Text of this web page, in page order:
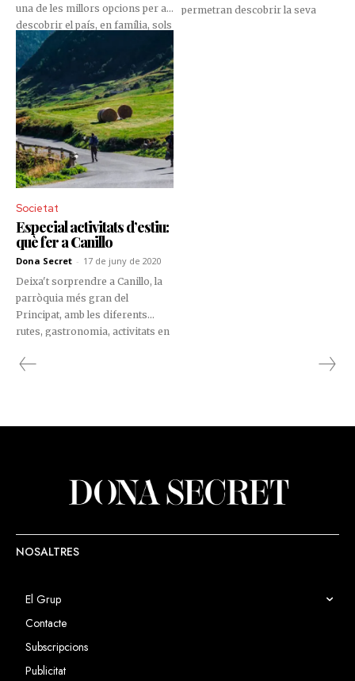
una de les millors opcions per a
descobrir el país, en família, sols
o amb amics. Et presentem
possibles opcions per a gaudir
d’aquest estiu.
permetran descobrir la seva
Societat
Especial activitats d’estiu:
què fer a Canillo
Dona Secret - 17 de juny de 2020
Deixa't sorprendre a Canillo, la
parròquia més gran del
Principat, amb les diferents
rutes, gastronomia, activitats en
NOSALTRES
El Grup
Contacte
Subscripcions
Publicitat